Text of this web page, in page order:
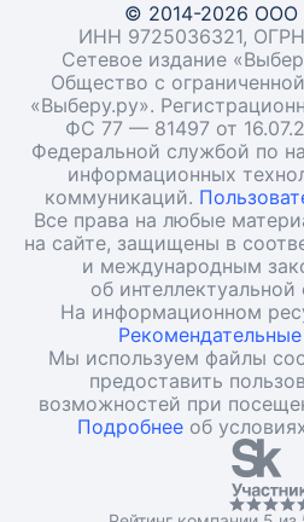
© 2014-2026 ООО
ИНН 9725036321,
Сетевое издание
Общество с
«Выберу.ру».
ФС 77 — 81497 от
Федеральной службой по
информационных
коммуникаций.
Все права на любые
на сайте, защищены в
и международным
об интеллектуальной
На информационном
Мы используем файлы
предоставить
возможностей при
Подробнее об